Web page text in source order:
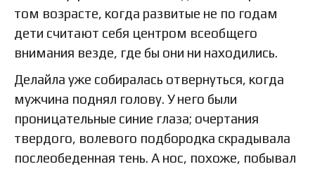
том возрасте, когда развитые не по годам
дети считают себя центром всеобщего
внимания везде, где бы они ни находились.
Делайла уже собиралась отвернуться, когда
мужчина поднял голову. У него были
проницательные синие глаза; очертания
твердого, волевого подбородка скрадывала
послеобеденная тень. А нос, похоже, побывал